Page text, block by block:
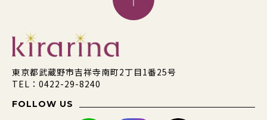
東京都武蔵野市吉祥寺南町2丁目1番25号
TEL：0422-29-8240
FOLLOW US